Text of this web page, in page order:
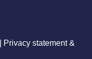
Privacy statement &